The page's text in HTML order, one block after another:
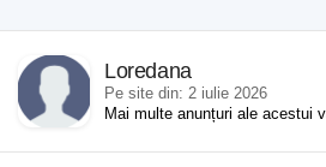
Loredana
Pe site din: 2 iulie 2026
Mai multe anunțuri ale acestui